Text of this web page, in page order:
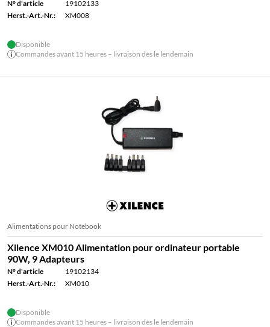
N° d'article
19102133
Herst.-Art.-Nr.:
XM008
Disponible
Commandes avant 15 heures – livraison dès le lendemain
Alimentations pour Notebook
Xilence XM010 Alimentation pour ordinateur portable
90W, 9 Adapteurs
N° d'article
19102134
Herst.-Art.-Nr.:
XM010
Disponible
Commandes avant 15 heures – livraison dès le lendemain